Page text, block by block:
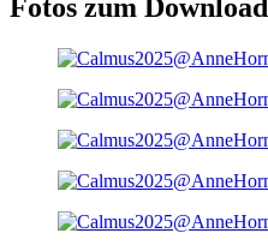
Fotos zum Download